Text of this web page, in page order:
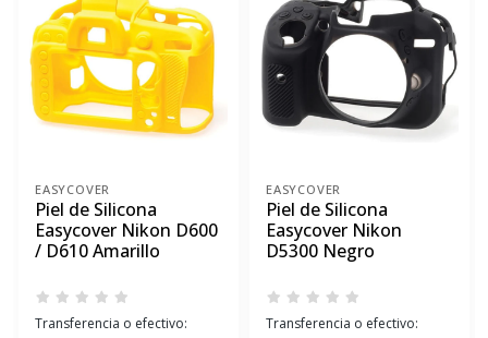
EASYCOVER
Piel de Silicona
Easycover Nikon D600
/ D610 Amarillo
Transferencia o efectivo:
EASYCOVER
Piel de Silicona
Easycover Nikon
D5300 Negro
Transferencia o efectivo: